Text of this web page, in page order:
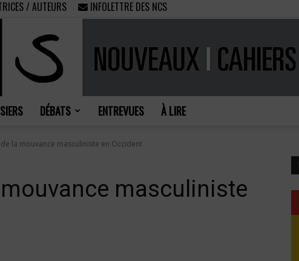
/ AUTEURS INFOLETTRE DES NCS
DÉBATS ENTREVUES À LIRE
la mouvance masculiniste en Occident
masculiniste